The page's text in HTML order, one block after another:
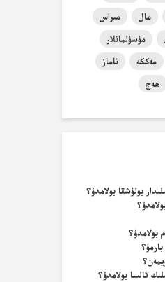
مال
مىراس
مۇسۇلمانلار
مەككە
ناماز
ھەج
بولۇشقا بولامدۇ؟
بولامدۇ؟
ئالسا بولامدۇ؟